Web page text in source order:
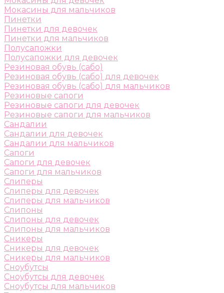
Мокасины для мальчиков
Пинетки
Пинетки для девочек
Пинетки для мальчиков
Полусапожки
Полусапожки для девочек
Резиновая обувь (сабо)
Резиновая обувь (сабо) для девочек
Резиновая обувь (сабо) для мальчиков
Резиновые сапоги
Резиновые сапоги для девочек
Резиновые сапоги для мальчиков
Сандалии
Сандалии для девочек
Сандалии для мальчиков
Сапоги
Сапоги для девочек
Сапоги для мальчиков
Слиперы
Слиперы для девочек
Слиперы для мальчиков
Слипоны
Слипоны для девочек
Слипоны для мальчиков
Сникеры
Сникеры для девочек
Сникеры для мальчиков
Сноубутсы
Сноубутсы для девочек
Сноубутсы для мальчиков